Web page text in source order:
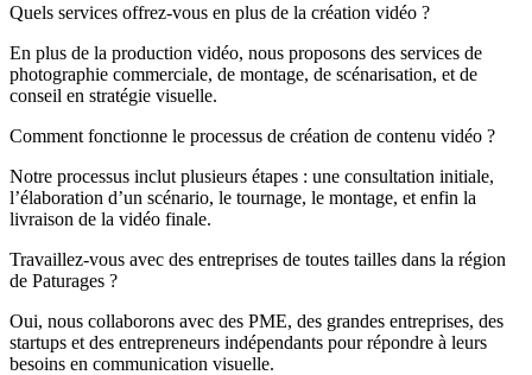
Quels services offrez-vous en plus de la création vidéo ?
En plus de la production vidéo, nous proposons des services de
photographie commerciale, de montage, de scénarisation, et de
conseil en stratégie visuelle.
Comment fonctionne le processus de création de contenu vidéo ?
Notre processus inclut plusieurs étapes : une consultation initiale,
l’élaboration d’un scénario, le tournage, le montage, et enfin la
livraison de la vidéo finale.
Travaillez-vous avec des entreprises de toutes tailles dans la région
de Paturages ?
Oui, nous collaborons avec des PME, des grandes entreprises, des
startups et des entrepreneurs indépendants pour répondre à leurs
besoins en communication visuelle.